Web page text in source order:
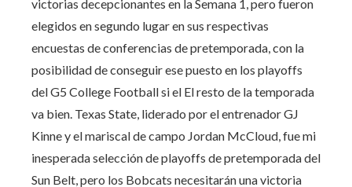
victorias decepcionantes en la Semana 1, pero fueron
elegidos en segundo lugar en sus respectivas
encuestas de conferencias de pretemporada, con la
posibilidad de conseguir ese puesto en los playoffs
del G5 College Football si el El resto de la temporada
va bien. Texas State, liderado por el entrenador GJ
Kinne y el mariscal de campo Jordan McCloud, fue mi
inesperada selección de playoffs de pretemporada del
Sun Belt, pero los Bobcats necesitarán una victoria